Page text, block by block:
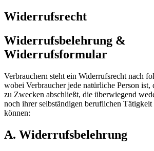
Widerrufsrecht
Widerrufsbelehrung &
Widerrufsformular
Verbrauchern steht ein Widerrufsrecht nach
wobei Verbraucher jede natürliche Person ist,
zu Zwecken abschließt, die überwiegend
noch ihrer selbständigen beruflichen Tätigkeit
können:
A. Widerrufsbelehrung